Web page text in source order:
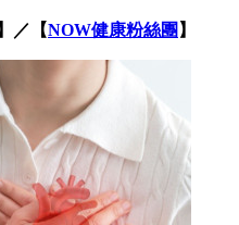
／【NOW健康粉絲團 】